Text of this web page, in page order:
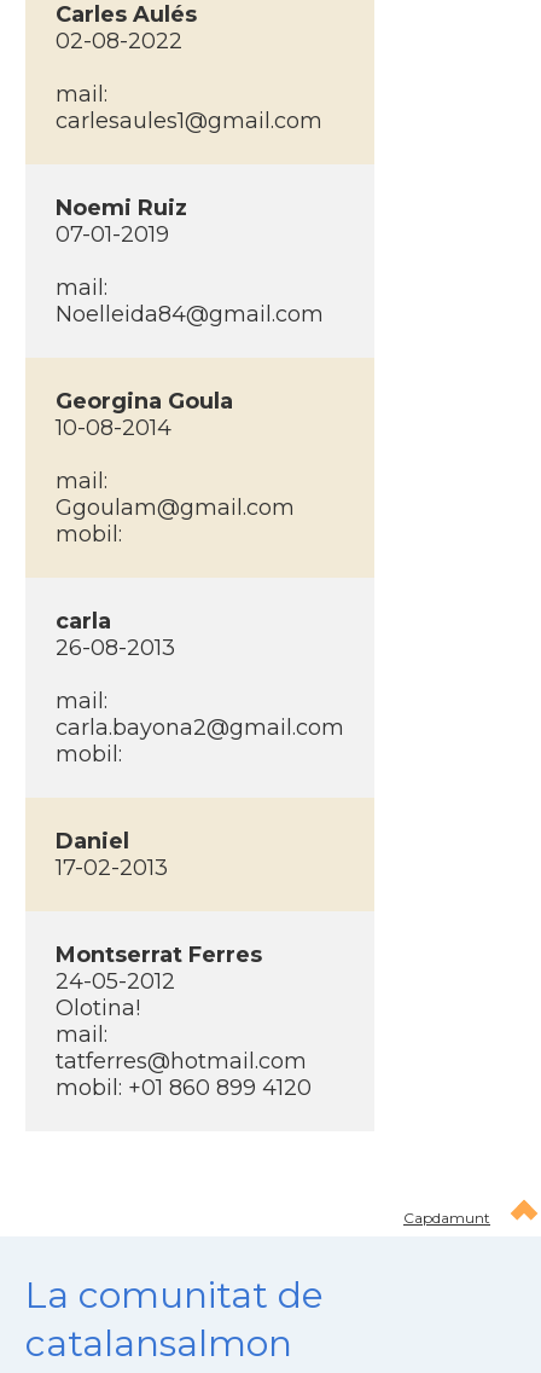
Carles Aulés
02-08-2022
mail:
carlesaules1@gmail.com
Noemi Ruiz
07-01-2019
mail:
Noelleida84@gmail.com
Georgina Goula
10-08-2014
mail:
Ggoulam@gmail.com
mobil:
carla
26-08-2013
mail:
carla.bayona2@gmail.com
mobil:
Daniel
17-02-2013
Montserrat Ferres
24-05-2012
Olotina!
mail:
tatferres@hotmail.com
mobil: +01 860 899 4120
Capdamunt
La comunitat de
catalansalmon